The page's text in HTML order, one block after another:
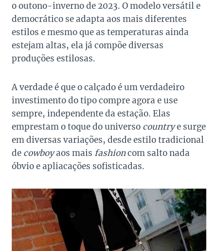
o outono-inverno de 2023. O modelo versátil e
democrático se adapta aos mais diferentes
estilos e mesmo que as temperaturas ainda
estejam altas, ela já compõe diversas
produções estilosas.
A verdade é que o calçado é um verdadeiro
investimento do tipo compre agora e use
sempre, independente da estação. Elas
emprestam o toque do universo countrye surge
em diversas variações, desde estilo tradicional
de cowboyaos mais fashioncom salto nada
óbvio e apliacações sofisticadas.